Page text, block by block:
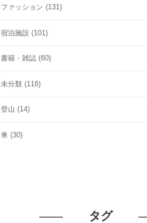
ファッション (131)
宿泊施設 (101)
書籍・雑誌 (60)
未分類 (116)
登山 (14)
車 (30)
タグ